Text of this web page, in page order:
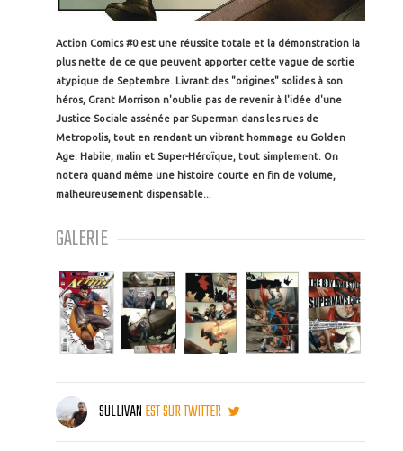
Action Comics #0 est une réussite totale et la démonstration la
plus nette de ce que peuvent apporter cette vague de sortie
atypique de Septembre. Livrant des "origines" solides à son
héros, Grant Morrison n'oublie pas de revenir à l'idée d'une
Justice Sociale assénée par Superman dans les rues de
Metropolis, tout en rendant un vibrant hommage au Golden
Age. Habile, malin et Super-Héroïque, tout simplement. On
notera quand même une histoire courte en fin de volume,
malheureusement dispensable...
GALERIE
SULLIVANEST SUR TWITTER